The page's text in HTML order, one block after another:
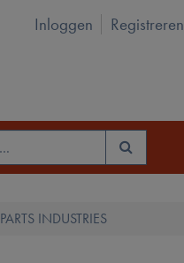
Inloggen Registreren
PARTS INDUSTRIES